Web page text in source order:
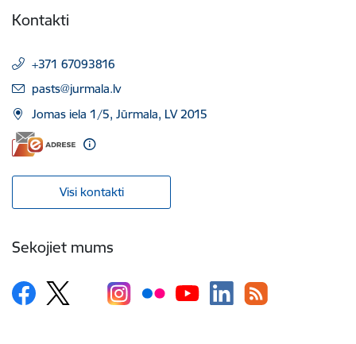
Kontakti
+371 67093816
E-pasts:
pasts@jurmala.lv
Jomas iela 1/5, Jūrmala, LV 2015
Visi kontakti
Sekojiet mums